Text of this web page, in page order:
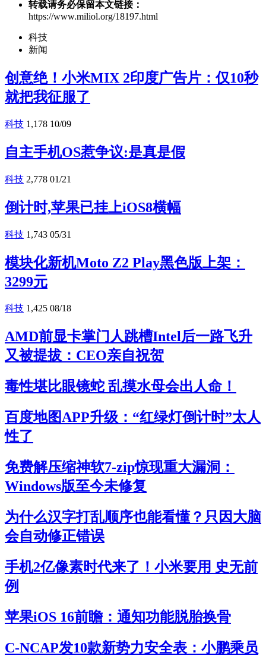
转载请务必保留本文链接：
https://www.miliol.org/18197.html
科技
新闻
创意绝！小米MIX 2印度广告片：仅10秒
就把我征服了
科技 1,178 10/09
自主手机OS惹争议:是真是假
科技 2,778 01/21
倒计时,苹果已挂上iOS8横幅
科技 1,743 05/31
模块化新机Moto Z2 Play黑色版上架：
3299元
科技 1,425 08/18
AMD前显卡掌门人跳槽Intel后一路飞升
又被提拔：CEO亲自祝贺
毒性堪比眼镜蛇 乱摸水母会出人命！
百度地图APP升级：“红绿灯倒计时”太人
性了
免费解压缩神软7-zip惊现重大漏洞：
Windows版至今未修复
为什么汉字打乱顺序也能看懂？只因大脑
会自动修正错误
手机2亿像素时代来了！小米要用 史无前
例
苹果iOS 16前瞻：通知功能脱胎换骨
C-NCAP发10款新势力安全表：小鹏乘员